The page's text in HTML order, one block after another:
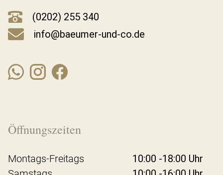
(0202) 255 340
info@baeumer-und-co.de
Öffnungszeiten
Montags-Freitags
10:00 -18:00 Uhr